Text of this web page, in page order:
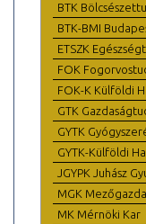
BTK
BTK-BMI
ETSZK
FOK
FOK-K Külföldi
GTK
GYTK
GYTK-Külföldi
JGYPK Juhász
MGK
MK Mérnöki Kar